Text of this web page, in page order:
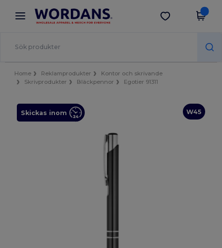
× Wordans-app
Bättre priser i appen!
Hämta app
Home Reklamprodukter
Kontor och skrivande
Skrivprodukter
Bläckpennor Egotier 91311
W45
Skickas inom